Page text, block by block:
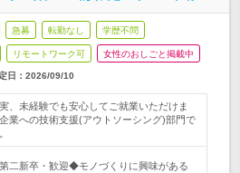
急募 転勤なし 学歴不問
リモートワーク可 女性のおしごと掲載中
日： 2026/09/10
、未経験でも安心してご就業いただけま
業への技術支援(アウトソーシング)部門で
二新卒・歓迎◆モノづくりに興味がある